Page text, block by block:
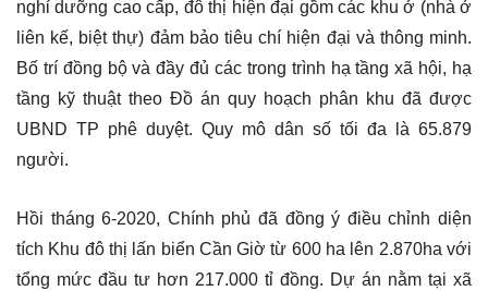
nghỉ dưỡng cao cấp, đô thị hiện đại gồm các khu ở (nhà ở
liên kế, biệt thự) đảm bảo tiêu chí hiện đại và thông minh.
Bố trí đồng bộ và đầy đủ các trong trình hạ tầng xã hội, hạ
tầng kỹ thuật theo Đồ án quy hoạch phân khu đã được
UBND TP phê duyệt. Quy mô dân số tối đa là 65.879
người.
Hồi tháng 6-2020, Chính phủ đã đồng ý điều chỉnh diện
tích Khu đô thị lấn biển Cần Giờ từ 600 ha lên 2.870ha với
tổng mức đầu tư hơn 217.000 tỉ đồng. Dự án nằm tại xã